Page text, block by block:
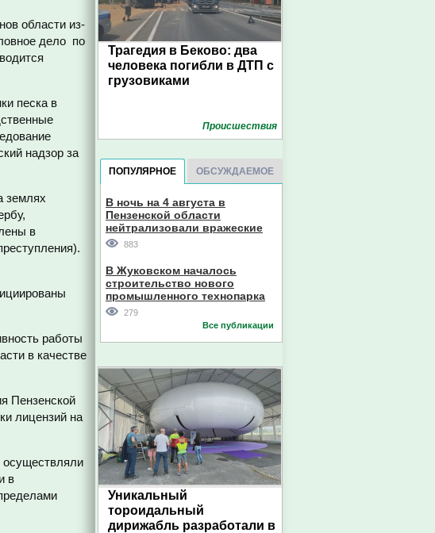
области из-
дело по
песка в
надзор за
землях
в
работы
в качестве
Пензенской
лицензий на
осуществляли
в
Трагедия в Беково: два
человека погибли в ДТП с
грузовиками
Проиcшествия
ПОПУЛЯРНОЕ ОБСУЖДАЕМОЕ
В ночь на 4 августа в
Пензенской области
нейтрализовали вражеские
дроны
883
В Жуковском началось
строительство нового
промышленного технопарка
279
Все публикации
Уникальный
тороидальный
дирижабль разработали в